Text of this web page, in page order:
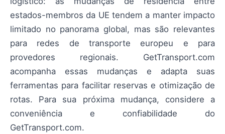
estados-membros da UE tendem a manter impacto
limitado no panorama global, mas são relevantes
para redes de transporte europeu e para
provedores regionais. GetTransport.com
acompanha essas mudanças e adapta suas
ferramentas para facilitar reservas e otimização de
rotas. Para sua próxima mudança, considere a
conveniência e confiabilidade do
GetTransport.com.